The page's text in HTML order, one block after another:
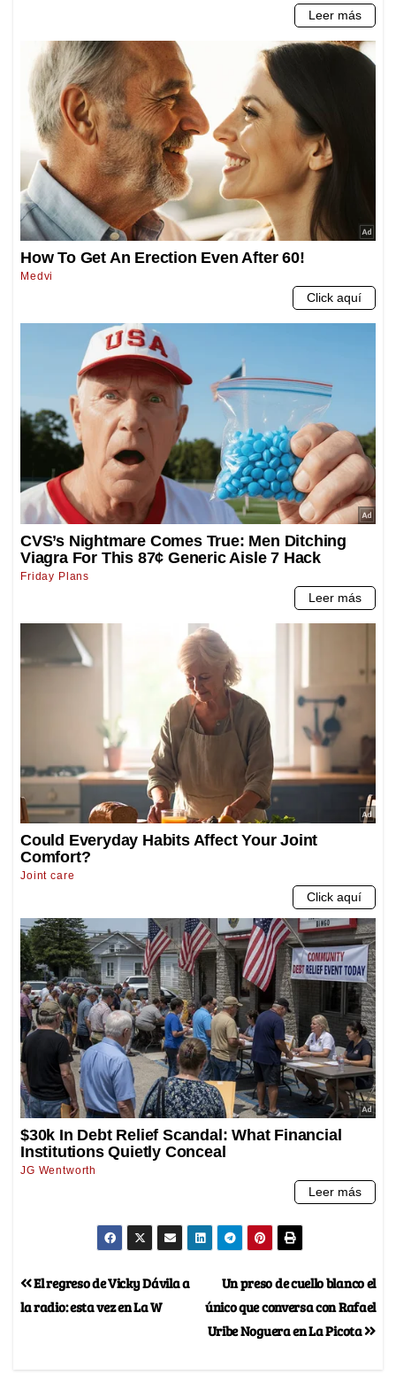
Un preso de cuello blanco el
único que conversa con Rafael
Uribe Noguera en La Picota
El regreso de Vicky Dávila a
la radio: esta vez en La W